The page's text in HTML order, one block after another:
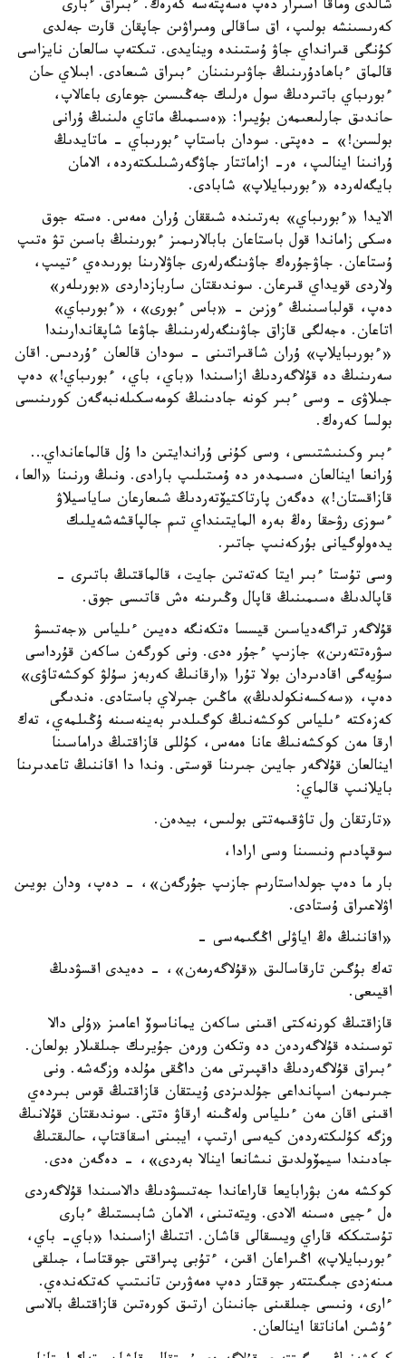
شالدى وماقا اسىرار دەپ ەسەپتەسە كەرەك. ءبىراق ءبارى
كەرىسىنشە بولىپ، اق ساقالى ومىراۋىن جاپقان قارت جەلدى
كۇنگى قىرانداي جاۋ ۇستىندە وينايدى. تىكتەپ سالعان نايزاسى
قالماق ءباھادۇرىنىڭ جاۋىرىنىنان ءبىراق شىعادى. ابىلاي حان
ءبورىباي باتىردىڭ سول ەرلىك جەڭىسىن جوعارى باعالاپ،
حاندىق جارلىعىمەن بۇيىرا: «ەسىمىڭ ماتاي ەلىنىڭ ۇرانى
بولسىن!» - دەپتى. سودان باستاپ ءبورىباي - ماتايدىڭ
ۇرانىنا اينالىپ، ەر- ازاماتتار جاۋگەرشىلىكتەردە، الامان
بايگەلەردە «ءبورىبايلاپ» شابادى.
الايدا «ءبورىباي» بەرتىندە شىققان ۇران ەمەس. ەستە جوق
ەسكى زاماندا قول باستاعان بابالارىمىز ءبورىنىڭ باسىن تۋ ەتىپ
ۇستاعان. جاۋجۇرەك جاۋىنگەرلەرى جاۋلارىنا بورىدەي ءتيىپ،
ولاردى قويداي قىرعان. سوندىقتان ساربازداردى «بورىلەر»
دەپ، قولباسىنىڭ ءوزىن - «باس ءبورى»، «ءبورىباي»
اتاعان. ەجەلگى قازاق جاۋىنگەرلەرىنىڭ جاۋعا شاپقاندارىندا
«ءبورىبايلاپ» ۇران شاقىراتىنى - سودان قالعان ءۇردىس. اقان
سەرىنىڭ دە قۇلاگەردىڭ ازاسىندا «باي، باي، ءبورىباي!» دەپ
جىلاۋى - وسى ءبىر كونە جادىنىڭ كومەسكىلەنبەگەن كورىنىسى
بولسا كەرەك.
ءبىر وكىنىشتىسى، وسى كۇنى ۇراندايتىن دا ۇل قالماعانداي…
ۇرانعا اينالعان ەسىمدەر دە ۇمىتىلىپ بارادى. ونىڭ ورنىنا «العا،
قازاقستان!» دەگەن پارتاكتيۆتەردىڭ شىعارعان ساياسيلاۋ
ءسوزى رۋحقا رەڭ بەرە المايتىنداي تىم جالپاقشەشەيلىك
يدەولوگيانى بۇركەنىپ جاتىر.
وسى تۇستا ءبىر ايتا كەتەتىن جايت، قالماقتىڭ باتىرى -
قاپالدىڭ ەسىمىنىڭ قاپال وڭىرىنە ەش قاتىسى جوق.
قۇلاگەر تراگەدياسىن قيسسا ەتكەنگە دەيىن ءىلياس «جەتىسۋ
سۋرەتتەرىن» جازىپ ءجۇر ەدى. ونى كورگەن ساكەن قۇرداسى
سۇيەگى اقادىردان بولا تۇرا «ارقانىڭ كەربەز سۇلۋ كوكشەتاۋى»
دەپ، «سەكسەنكولدىڭ» ماڭىن جىرلاي باستادى. ەندىگى
كەزەكتە ءىلياس كوكشەنىڭ كوگىلدىر بەينەسىنە ۇڭىلمەي، تەك
ارقا مەن كوكشەنىڭ عانا ەمەس، كۇللى قازاقتىڭ دراماسىنا
اينالعان قۇلاگەر جايىن جىرىنا قوستى. وندا دا اقاننىڭ تاعدىرىنا
بايلانىپ قالماي:
«تارتقان ول تاۋقىمەتتى بولىس، بيدەن.
سوقپادىم ونىسىنا وسى ارادا،
بار ما دەپ جولداستارىم جازىپ جۇرگەن»، - دەپ، ودان بويىن
اۋلاعىراق ۇستادى.
«اقاننىڭ ەڭ اياۋلى اڭگىمەسى -
تەك بۇگىن تارقاسالىق «قۇلاگەرمەن»، - دەيدى اقسۋدىڭ
اقيىعى.
قازاقتىڭ كورنەكتى اقىنى ساكەن يماناسوۆ اعامىز «ۇلى دالا
توسىندە قۇلاگەردەن دە وتكەن ورەن جۇيرىك جىلقىلار بولعان.
ءبىراق قۇلاگەردىڭ داقپىرتى مەن داڭقى مۇلدە وزگەشە. ونى
جىرىمەن اسپانداعى جۇلدىزدى ۇيىتقان قازاقتىڭ قوس بىردەي
اقىنى اقان مەن ءىلياس ولەڭىنە ارقاۋ ەتتى. سوندىقتان قۇلانىڭ
وزگە كۇلىكتەردەن كيەسى ارتىپ، ايبىنى اسقاقتاپ، حالىقتىڭ
جادىندا سيمۆولدىق نىشانعا اينالا بەردى»، - دەگەن ەدى.
كوكشە مەن بۋرابايعا قاراعاندا جەتىسۋدىڭ دالاسىندا قۇلاگەردى
ەل ءجيى ەسىنە الادى. ويتەتىنى، الامان شابىستىڭ ءبارى
تۇستىككە قاراي ويىسقالى قاشان. اتتىڭ ازاسىندا «باي- باي،
ءبورىبايلاپ» اڭىراعان اقىن، ءتۇبى پىراقتى جوقتاسا، جىلقى
مىنەزدى جىگىتتەر جوقتار دەپ ەمەۋرىن تانىتىپ كەتكەندەي.
ءارى، ونىسى جىلقىنى جانىنان ارتىق كورەتىن قازاقتىڭ بالاسى
ءۇشىن اماناتقا اينالعان.